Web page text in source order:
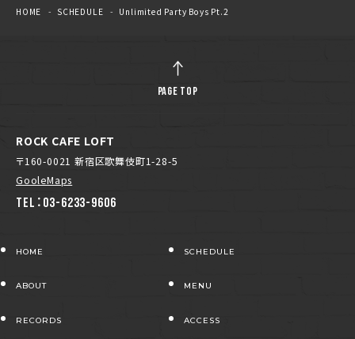
HOME SCHEDULE Unlimited Party Boys Pt.2
ROCK CAFE LOFT
〒160-0021 新宿区歌舞伎町1-28-5
GooleMaps
TEL：03-6233-9606
HOME SCHEDULE
ABOUT MENU
RECORDS ACCESS
PAGE TOP